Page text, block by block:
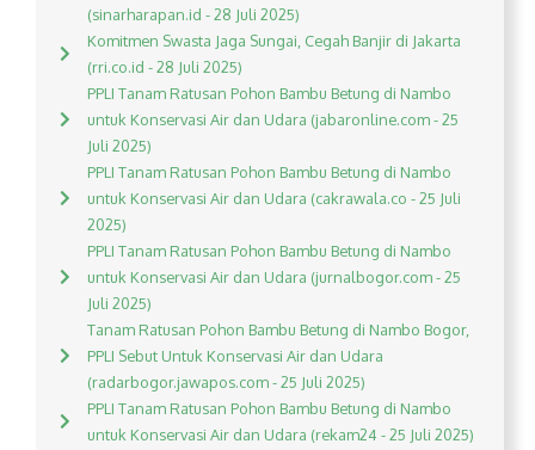
(sinarharapan.id - 28 Juli 2025)
Komitmen Swasta Jaga Sungai, Cegah Banjir di Jakarta
(rri.co.id - 28 Juli 2025)
PPLI Tanam Ratusan Pohon Bambu Betung di Nambo
untuk Konservasi Air dan Udara (jabaronline.com - 25
Juli 2025)
PPLI Tanam Ratusan Pohon Bambu Betung di Nambo
untuk Konservasi Air dan Udara (cakrawala.co - 25 Juli
2025)
PPLI Tanam Ratusan Pohon Bambu Betung di Nambo
untuk Konservasi Air dan Udara (jurnalbogor.com - 25
Juli 2025)
Tanam Ratusan Pohon Bambu Betung di Nambo Bogor,
PPLI Sebut Untuk Konservasi Air dan Udara
(radarbogor.jawapos.com - 25 Juli 2025)
PPLI Tanam Ratusan Pohon Bambu Betung di Nambo
untuk Konservasi Air dan Udara (rekam24 - 25 Juli 2025)